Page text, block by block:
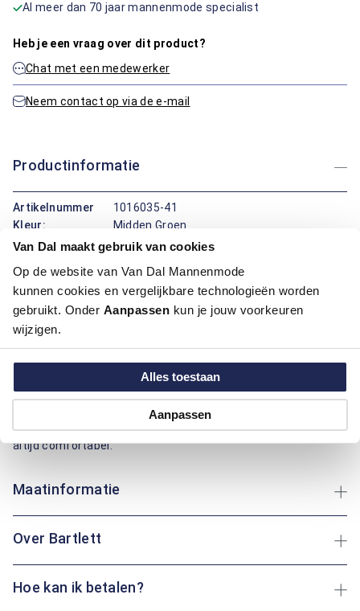
Van Dal maakt gebruik van cookies
Op de website van Van Dal Mannenmode
kunnen cookies en vergelijkbare technologieën worden
gebruikt. Onder Aanpassen kun je jouw voorkeuren
wijzigen.
Alles toestaan
Aanpassen
Al meer dan 70 jaar mannenmode specialist
Heb je een vraag over dit product?
Chat met een medewerker
Neem contact op via de e-mail
Productinformatie
Artikelnummer
1016035-41
Kleur:
Midden Groen
Materiaal:
100% Katoen
Motief:
Uni motief
opstaande boord en de regular fit pasvorm zorgen voor een
ademende en zacht detail, ideaal voor langdurig gebruik. De
effen print geeft een tijdloze uitstraling die makkelijk te
combineren is met diverse kledingsets. Of je nu een
wandeling maakt of thuis ontspant: dit kledingstuk houdt je
altijd comfortabel.
Maatinformatie
Over Bartlett
Hoe kan ik betalen?